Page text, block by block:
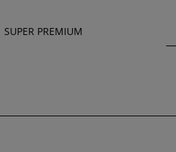
SUPER PREMIUM